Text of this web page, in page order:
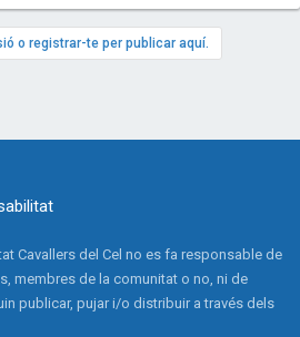
o registrar-te per publicar aquí.
Cavallers del Cel no es fa responsable de
membres de la comunitat o no, ni de
publicar, pujar i/o distribuir a través dels